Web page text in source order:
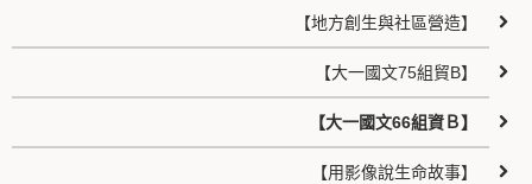
【地方創生與社區營造】
【大一國文75組貿B】
【大一國文66組資Ｂ】
【用影像說生命故事】